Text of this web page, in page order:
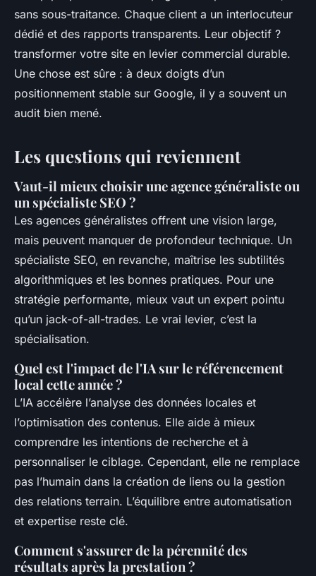
sans sous-traitance. Chaque client a un interlocuteur
dédié et des rapports transparents. Leur objectif ?
transformer votre site en levier commercial durable.
Une chose est sûre : à deux doigts d’un
positionnement stable sur Google, il y a souvent un
audit bien mené.
Les questions qui reviennent
Vaut-il mieux choisir une agence généraliste ou
un spécialiste SEO ?
Les agences généralistes offrent une vision large,
mais peuvent manquer de profondeur technique. Un
spécialiste SEO, en revanche, maîtrise les subtilités
algorithmiques et les bonnes pratiques. Pour une
stratégie performante, mieux vaut un expert pointu
qu’un jack-of-all-trades. Le vrai levier, c’est la
spécialisation.
Quel est l'impact de l'IA sur le référencement
local cette année ?
L’IA accélère l’analyse des données locales et
l’optimisation des contenus. Elle aide à mieux
comprendre les intentions de recherche et à
personnaliser le ciblage. Cependant, elle ne remplace
pas l’humain dans la création de liens ou la gestion
des relations terrain. L’équilibre entre automatisation
et expertise reste clé.
Comment s'assurer de la pérennité des
résultats après la prestation ?